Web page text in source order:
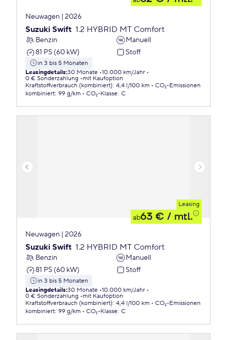
Neuwagen | 2026
Suzuki Swift 1.2 HYBRID MT Comfort
Benzin
Manuell
81 PS (60 kW)
Stoff
in 3 bis 5 Monaten
Leasingdetails:30 Monate 10.000 km/Jahr
0 € Sonderzahlung
mit Kaufoption
Kraftstoffverbrauch (kombiniert): 4,4 l/100 km
CO₂-Emissionen
kombiniert: 99 g/km CO₂-Klasse: C
Leasing
ab63 € / mtl.
Neuwagen | 2026
Suzuki Swift 1.2 HYBRID MT Comfort
Benzin
Manuell
81 PS (60 kW)
Stoff
in 3 bis 5 Monaten
Leasingdetails:30 Monate 10.000 km/Jahr
0 € Sonderzahlung
mit Kaufoption
Kraftstoffverbrauch (kombiniert): 4,4 l/100 km
CO₂-Emissionen
kombiniert: 99 g/km CO₂-Klasse: C